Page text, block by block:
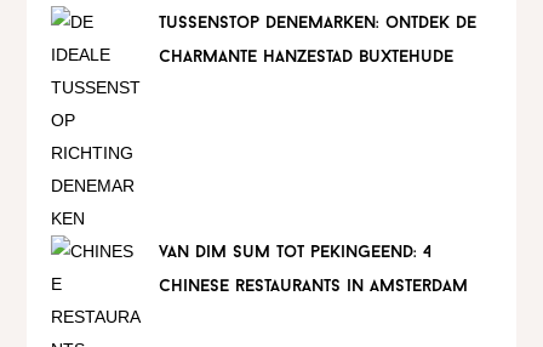
tussenstop denemarken: ontdek de
charmante hanzestad buxtehude
van dim sum tot pekingeend: 4
chinese restaurants in amsterdam